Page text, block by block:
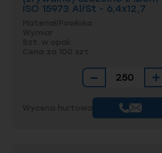
ISO 15973 Al/St - 6,4x12,7
− +